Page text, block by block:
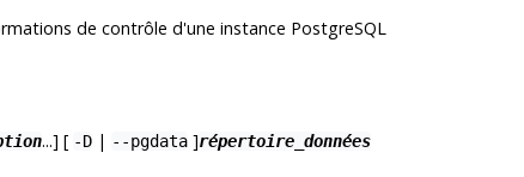
de contrôle d'une instance PostgreSQL
...] [ -D | --pgdata ]répertoire_données